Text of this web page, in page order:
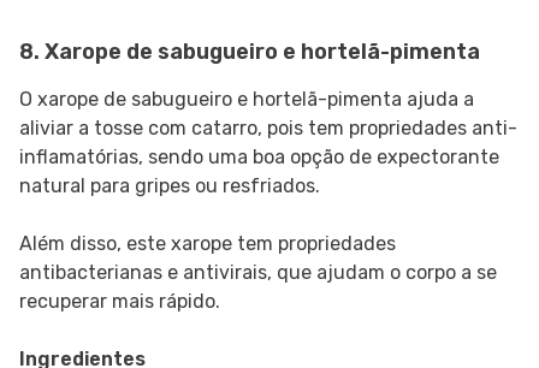
8. Xarope de sabugueiro e hortelã-pimenta
O xarope de sabugueiro e hortelã-pimenta ajuda a
aliviar a tosse com catarro, pois tem propriedades anti-
inflamatórias, sendo uma boa opção de expectorante
natural para gripes ou resfriados.
Além disso, este xarope tem propriedades
antibacterianas e antivirais, que ajudam o corpo a se
recuperar mais rápido.
Ingredientes